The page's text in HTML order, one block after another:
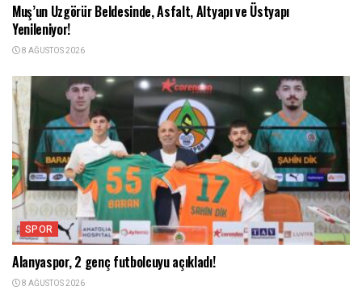
Muş’un Uzgörür Beldesinde, Asfalt, Altyapı ve Üstyapı
Yenileniyor!
8 AĞUSTOS 2026
SPOR
Alanyaspor, 2 genç futbolcuyu açıkladı!
8 AĞUSTOS 2026